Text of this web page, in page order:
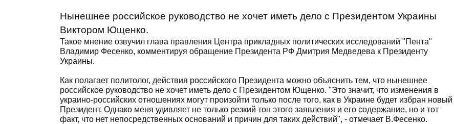
Нынешнее российское руководство не хочет иметь дело с Президентом Украины
Виктором Ющенко.
Такое мнение озвучил глава правления Центра прикладных политических исследований "Пента"
Владимир Фесенко, комментируя обращение Президента РФ Дмитрия Медведева к Президенту
Украины.
Как полагает политолог, действия российского Президента можно объяснить тем, что нынешнее
российское руководство не хочет иметь дело с Президентом Ющенко. "Это значит, что изменения в
украино-российских отношениях могут произойти только после того, как в Украине будет избран новый
Президент. Однако меня удивляет не только резкий тон этого заявления и его содержание, но и тот
факт, что нет непосредственных оснований и причин для таких действий", - отмечает В.Фесенко.